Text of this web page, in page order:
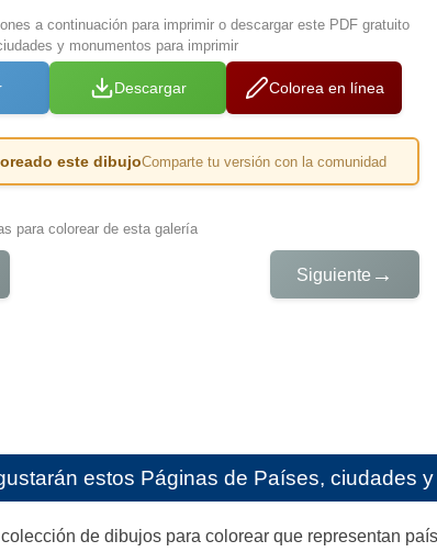
a continuación para imprimir o descargar este PDF gratuito
y monumentos para imprimir
Descargar Colorea en línea
este dibujoComparte tu versión con la comunidad
para colorear de esta galería
Siguiente →
estos Páginas de Países, ciudades
de dibujos para colorear que representan